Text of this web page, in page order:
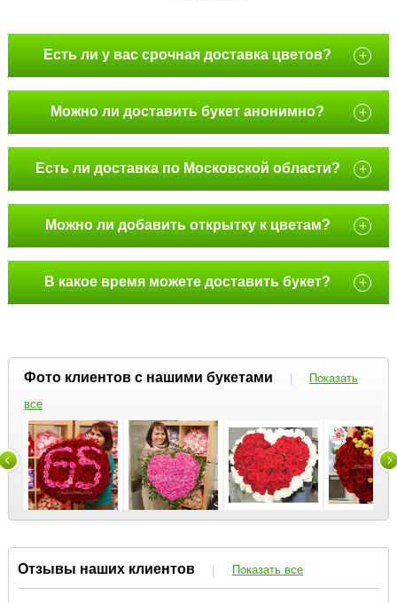
Есть ли у вас срочная доставка цветов? +
Можно ли доставить букет анонимно? +
Есть ли доставка по Московской области? +
Можно ли добавить открытку к цветам? +
В какое время можете доставить букет? +
Фото клиентов с нашими букетами |
Показать
все
Отзывы наших клиентов | Показать все